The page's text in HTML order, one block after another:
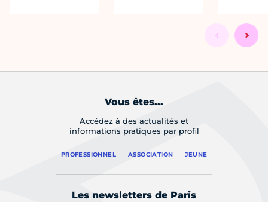
Vous êtes...
Accédez à des actualités et
informations pratiques par profil
PROFESSIONNEL ASSOCIATION JEUNE
Les newsletters de Paris